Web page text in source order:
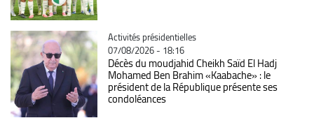
Catégorie
Activités présidentielles
07/08/2026 - 18:16
Décès du moudjahid Cheikh Saïd El Hadj
Mohamed Ben Brahim «Kaabache» : le
président de la République présente ses
condoléances